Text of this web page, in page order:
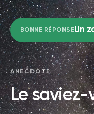
BONNE RÉPONSEUn
ANECDOTE
Le saviez-